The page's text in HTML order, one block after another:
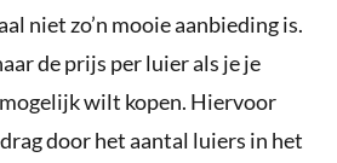
niet zo’n mooie aanbieding is.
de prijs per luier als je je
wilt kopen. Hiervoor
door het aantal luiers in het